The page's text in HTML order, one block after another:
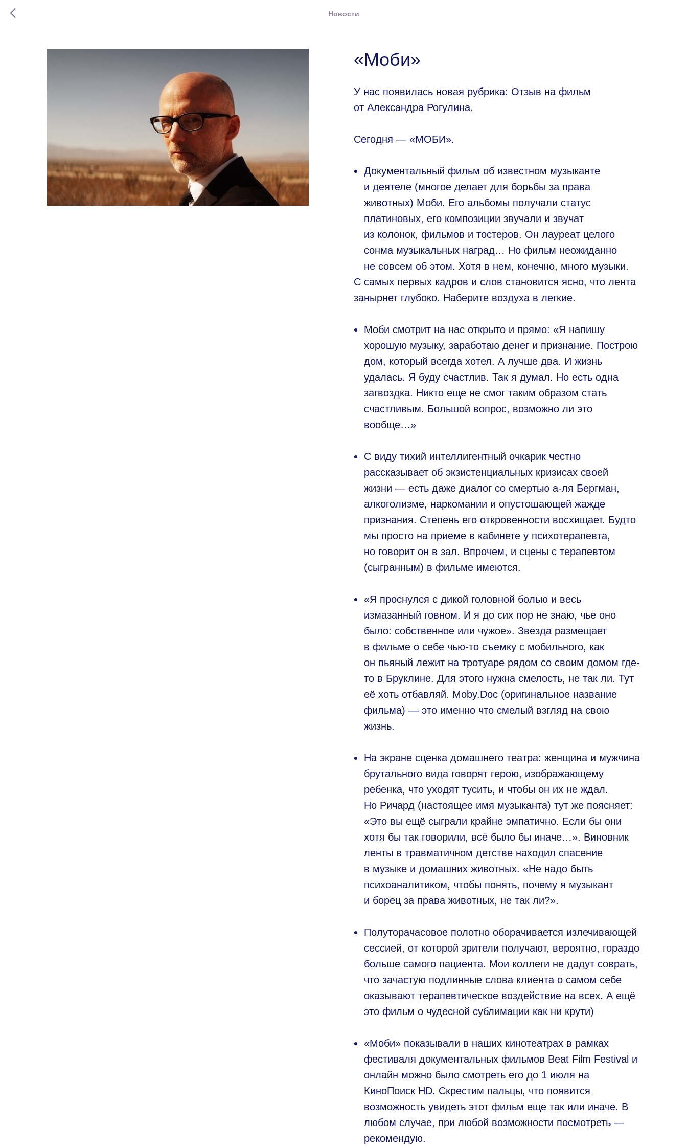
Новости
«Моби»
У нас появилась новая рубрика: Отзыв на фильм
от Александра Рогулина.
Сегодня — «МОБИ».
Документальный фильм об известном музыканте
и деятеле (многое делает для борьбы за права
животных) Моби. Его альбомы получали статус
платиновых, его композиции звучали и звучат
из колонок, фильмов и тостеров. Он лауреат целого
сонма музыкальных наград… Но фильм неожиданно
не совсем об этом. Хотя в нем, конечно, много музыки.
С самых первых кадров и слов становится ясно, что лента
занырнет глубоко. Наберите воздуха в легкие.
Моби смотрит на нас открыто и прямо: «Я напишу
хорошую музыку, заработаю денег и признание. Построю
дом, который всегда хотел. А лучше два. И жизнь
удалась. Я буду счастлив. Так я думал. Но есть одна
загвоздка. Никто еще не смог таким образом стать
счастливым. Большой вопрос, возможно ли это
вообще…»
С виду тихий интеллигентный очкарик честно
рассказывает об экзистенциальных кризисах своей
жизни — есть даже диалог со смертью а-ля Бергман,
алкоголизме, наркомании и опустошающей жажде
признания. Степень его откровенности восхищает. Будто
мы просто на приеме в кабинете у психотерапевта,
но говорит он в зал. Впрочем, и сцены с терапевтом
(сыгранным) в фильме имеются.
«Я проснулся с дикой головной болью и весь
измазанный говном. И я до сих пор не знаю, чье оно
было: собственное или чужое». Звезда размещает
в фильме о себе чью-то съемку с мобильного, как
он пьяный лежит на тротуаре рядом со своим домом где-
то в Бруклине. Для этого нужна смелость, не так ли. Тут
её хоть отбавляй. Moby.Doc (оригинальное название
фильма) — это именно что смелый взгляд на свою
жизнь.
На экране сценка домашнего театра: женщина и мужчина
брутального вида говорят герою, изображающему
ребенка, что уходят тусить, и чтобы он их не ждал.
Но Ричард (настоящее имя музыканта) тут же поясняет:
«Это вы ещё сыграли крайне эмпатично. Если бы они
хотя бы так говорили, всё было бы иначе…». Виновник
ленты в травматичном детстве находил спасение
в музыке и домашних животных. «Не надо быть
психоаналитиком, чтобы понять, почему я музыкант
и борец за права животных, не так ли?».
Полуторачасовое полотно оборачивается излечивающей
сессией, от которой зрители получают, вероятно, гораздо
больше самого пациента. Мои коллеги не дадут соврать,
что зачастую подлинные слова клиента о самом себе
оказывают терапевтическое воздействие на всех. А ещё
это фильм о чудесной сублимации как ни крути)
«Моби» показывали в наших кинотеатрах в рамках
фестиваля документальных фильмов Beat Film Festival и
онлайн можно было смотреть его до 1 июля на
КиноПоиск HD. Скрестим пальцы, что появится
возможность увидеть этот фильм еще так или иначе. В
любом случае, при любой возможности посмотреть —
рекомендую.